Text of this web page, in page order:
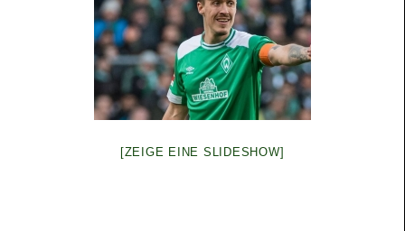
[ZEIGE EINE SLIDESHOW]